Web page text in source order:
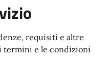
requisiti e altre
termini e le condizioni